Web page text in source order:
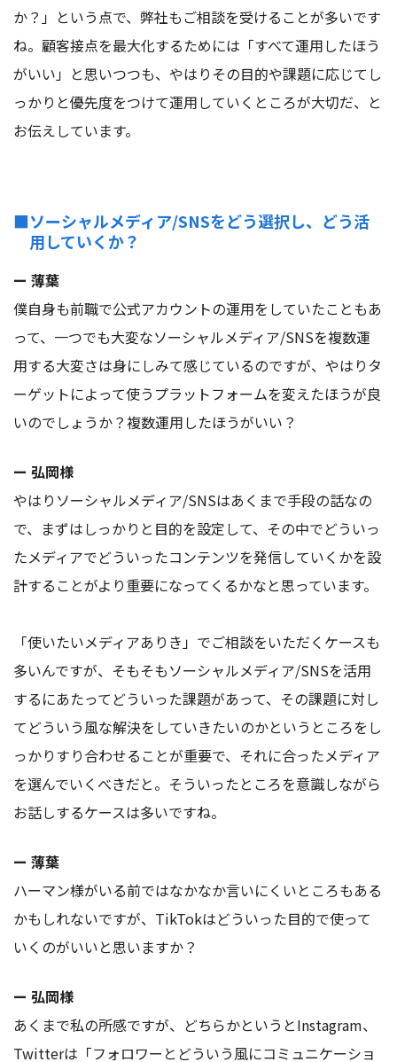
か？」という点で、弊社もご相談を受けることが多いです
ね。顧客接点を最大化するためには「すべて運用したほう
がいい」と思いつつも、やはりその目的や課題に応じてし
っかりと優先度をつけて運用していくところが大切だ、と
お伝えしています。
■ソーシャルメディア/SNSをどう選択し、どう活
用していくか？
ー 薄葉
僕自身も前職で公式アカウントの運用をしていたこともあ
って、一つでも大変なソーシャルメディア/SNSを複数運
用する大変さは身にしみて感じているのですが、やはりタ
ーゲットによって使うプラットフォームを変えたほうが良
いのでしょうか？複数運用したほうがいい？
ー 弘岡様
やはりソーシャルメディア/SNSはあくまで手段の話なの
で、まずはしっかりと目的を設定して、その中でどういっ
たメディアでどういったコンテンツを発信していくかを設
計することがより重要になってくるかなと思っています。
「使いたいメディアありき」でご相談をいただくケースも
多いんですが、そもそもソーシャルメディア/SNSを活用
するにあたってどういった課題があって、その課題に対し
てどういう風な解決をしていきたいのかというところをし
っかりすり合わせることが重要で、それに合ったメディア
を選んでいくべきだと。そういったところを意識しながら
お話しするケースは多いですね。
ー 薄葉
ハーマン様がいる前ではなかなか言いにくいところもある
かもしれないですが、TikTokはどういった目的で使って
いくのがいいと思いますか？
ー 弘岡様
あくまで私の所感ですが、どちらかというとInstagram、
Twitterは「フォロワーとどういう風にコミュニケーショ